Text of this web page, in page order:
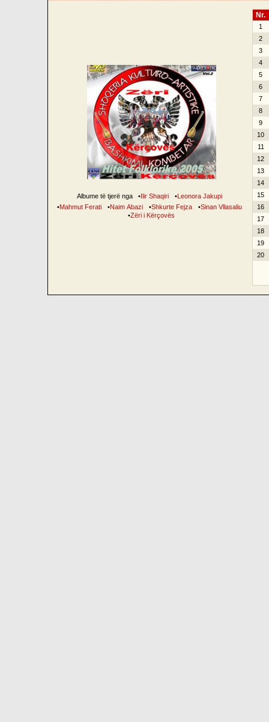
Albume të tjerë nga •Ilir Shaqiri •Leonora Jakupi
•Mahmut Ferati •Naim Abazi •Shkurte Fejza •Sinan Vllasaliu
•Zëri i Kërçovës
Nr.
1
2
3
4
5
6
7
8
9
10
11
12
13
14
15
16
17
18
19
20